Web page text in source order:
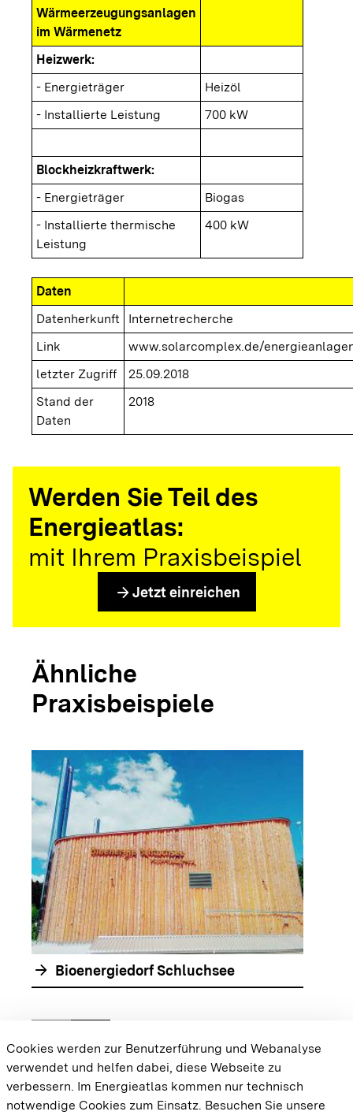
Wärmeerzeugungsanlagen
im Wärmenetz
Heizwerk:
- Energieträger
Heizöl
- Installierte Leistung
700 kW
Blockheizkraftwerk:
- Energieträger
Biogas
- Installierte thermische
Leistung
400 kW
Daten
Datenherkunft
Internetrecherche
Link
www.solarcomplex.de/
letzter Zugriff
25.09.2018
Stand der
Daten
2018
Werden Sie Teil des
Energieatlas:
mit Ihrem Praxisbeispiel
arrow_forward Jetzt einreichen
Ähnliche
Praxisbeispiele
arrow_forward Bioenergiedorf Schluchsee
Zur vorhergehenden Folie springen
chevron_rightZur nächsten Folie springen
{{#displayPraxisbeispielMap}} {{{body}}}
{{/displayPraxisbeispielMap}}
Cookies werden zur Benutzerführung und Webanalyse
verwendet und helfen dabei, diese Webseite zu
verbessern. Im Energieatlas kommen nur technisch
notwendige Cookies zum Einsatz. Besuchen Sie unsere